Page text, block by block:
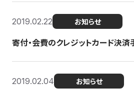
2019.02.22 お知らせ
寄付・会費のクレジットカード決済
2019.02.04 お知らせ